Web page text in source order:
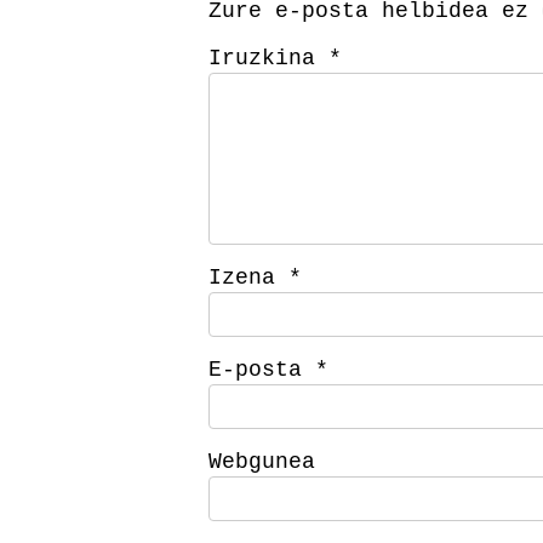
Zure e-posta helbidea
Iruzkina *
Izena *
E-posta *
Webgunea